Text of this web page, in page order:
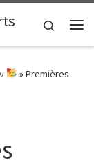
Search
»Premières